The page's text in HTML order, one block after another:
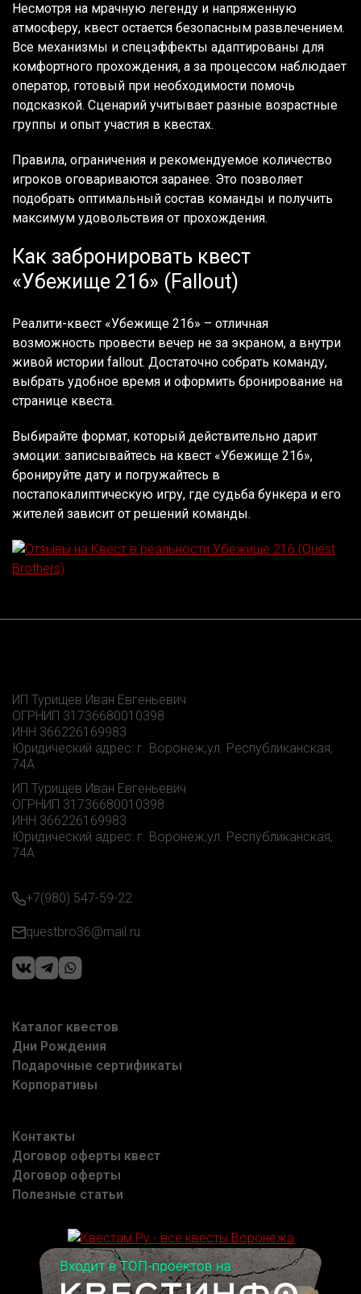
Несмотря на мрачную легенду и напряженную
атмосферу, квест остается безопасным развлечением.
Все механизмы и спецэффекты адаптированы для
комфортного прохождения, а за процессом наблюдает
оператор, готовый при необходимости помочь
подсказкой. Сценарий учитывает разные возрастные
группы и опыт участия в квестах.
Правила, ограничения и рекомендуемое количество
игроков оговариваются заранее. Это позволяет
подобрать оптимальный состав команды и получить
максимум удовольствия от прохождения.
Как забронировать квест
«Убежище 216» (Fallout)
Реалити-квест «Убежище 216» – отличная
возможность провести вечер не за экраном, а внутри
живой истории fallout. Достаточно собрать команду,
выбрать удобное время и оформить бронирование на
странице квеста.
Выбирайте формат, который действительно дарит
эмоции: записывайтесь на квест «Убежище 216»,
бронируйте дату и погружайтесь в
постапокалиптическую игру, где судьба бункера и его
жителей зависит от решений команды.
ИП Турищев Иван Евгеньевич
ОГРНИП 31736680010398
ИНН 366226169983
Юридический адрес: г. Воронеж,ул. Республиканская,
74А
ИП Турищев Иван Евгеньевич
ОГРНИП 31736680010398
ИНН 366226169983
Юридический адрес: г. Воронеж,ул. Республиканская,
74А
+7(980) 547-59-22
questbro36@mail.ru
Каталог квестов
Дни Рождения
Подарочные сертификаты
Корпоративы
Контакты
Договор оферты квест
Договор оферты
Полезные статьи